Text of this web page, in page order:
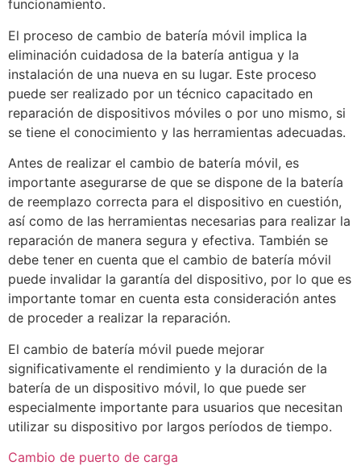
funcionamiento.
El proceso de cambio de batería móvil implica la
eliminación cuidadosa de la batería antigua y la
instalación de una nueva en su lugar. Este proceso
puede ser realizado por un técnico capacitado en
reparación de dispositivos móviles o por uno mismo, si
se tiene el conocimiento y las herramientas adecuadas.
Antes de realizar el cambio de batería móvil, es
importante asegurarse de que se dispone de la batería
de reemplazo correcta para el dispositivo en cuestión,
así como de las herramientas necesarias para realizar la
reparación de manera segura y efectiva. También se
debe tener en cuenta que el cambio de batería móvil
puede invalidar la garantía del dispositivo, por lo que es
importante tomar en cuenta esta consideración antes
de proceder a realizar la reparación.
El cambio de batería móvil puede mejorar
significativamente el rendimiento y la duración de la
batería de un dispositivo móvil, lo que puede ser
especialmente importante para usuarios que necesitan
utilizar su dispositivo por largos períodos de tiempo.
Cambio de puerto de carga